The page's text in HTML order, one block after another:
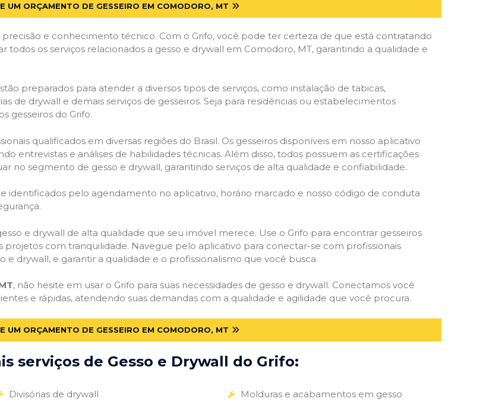
UM ORÇAMENTO DE GESSEIRO EM COMODORO, MT
e conhecimento técnico. Com o Grifo, você pode ter certeza de que está contratando
todos os serviços relacionados a gesso e drywall em Comodoro, MT, garantindo a qualidade e
preparados para atender a diversos tipos de serviços, como instalação de tabicas,
de drywall e demais serviços de gesseiros. Seja para residências ou estabelecimentos
gesseiros do Grifo.
qualificados em diversas regiões do Brasil. Os gesseiros disponíveis em nosso aplicativo
entrevistas e análises de habilidades técnicas. Além disso, todos possuem as certificações
no segmento de gesso e drywall, garantindo serviços de alta qualidade e confiabilidade.
identificados pelo agendamento no aplicativo, horário marcado e nosso código de conduta
e drywall de alta qualidade que seu imóvel merece. Use o Grifo para encontrar gesseiros
projetos com tranquilidade. Navegue pelo aplicativo para conectar-se com profissionais
e drywall, e garantir a qualidade e o profissionalismo que você busca.
, não hesite em usar o Grifo para suas necessidades de gesso e drywall. Conectamos você
e rápidas, atendendo suas demandas com a qualidade e agilidade que você procura.
UM ORÇAMENTO DE GESSEIRO EM COMODORO, MT
serviços de Gesso e Drywall do Grifo:
Divisórias de drywall
Molduras e acabamentos em gesso